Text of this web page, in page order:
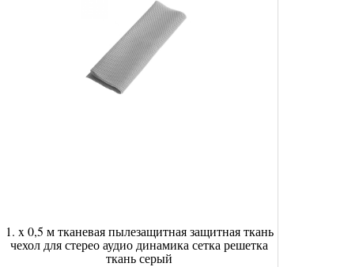
1. x 0,5 м тканевая пылезащитная защитная ткань
чехол для стерео аудио динамика сетка решетка
ткань серый